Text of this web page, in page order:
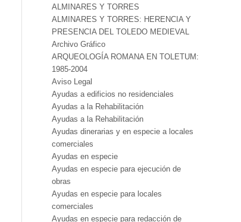
ALMINARES Y TORRES
ALMINARES Y TORRES: HERENCIA Y
PRESENCIA DEL TOLEDO MEDIEVAL
Archivo Gráfico
ARQUEOLOGÍA ROMANA EN TOLETUM:
1985-2004
Aviso Legal
Ayudas a edificios no residenciales
Ayudas a la Rehabilitación
Ayudas a la Rehabilitación
Ayudas dinerarias y en especie a locales
comerciales
Ayudas en especie
Ayudas en especie para ejecución de
obras
Ayudas en especie para locales
comerciales
Ayudas en especie para redacción de